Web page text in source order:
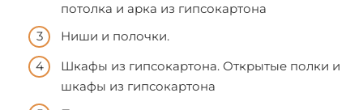
потолка и арка из гипсокартона
Ниши и полочки.
Шкафы из гипсокартона. Открытые полки и
шкафы из гипсокартона